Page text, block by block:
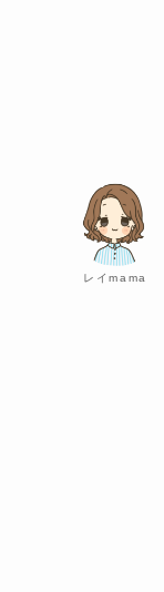
レイmama